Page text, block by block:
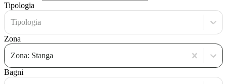
Tipologia
Tipologia
Zona
Zona: Stanga
Bagni